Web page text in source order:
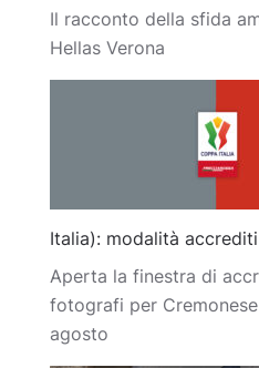
Il racconto della sfida
Hellas Verona
Italia): modalità
Aperta la finestra di
fotografi per
agosto